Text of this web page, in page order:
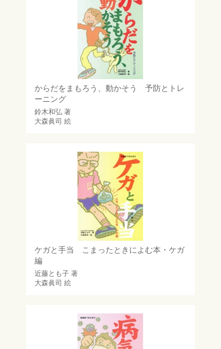
からだをまもろう、動かそう 予防とトレ
ーニング
鈴木和弘 著
大森眞司 絵
ケガと手当 こまったときによむ本・ケガ
編
近藤とも子著
大森眞司 絵